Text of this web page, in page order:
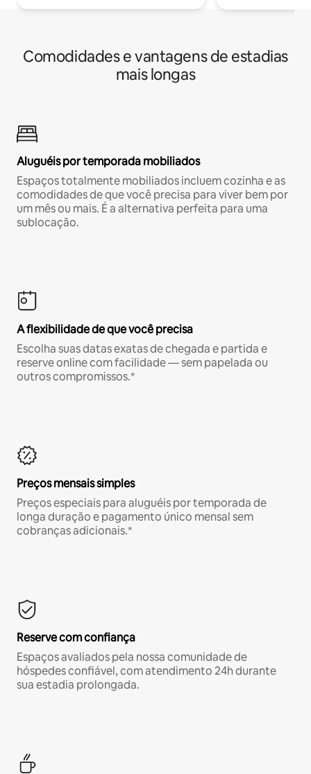
Comodidades e vantagens de estadias
mais longas
Aluguéis por temporada mobiliados
Espaços totalmente mobiliados incluem cozinha e as
comodidades de que você precisa para viver bem por
um mês ou mais. É a alternativa perfeita para uma
sublocação.
A flexibilidade de que você precisa
Escolha suas datas exatas de chegada e partida e
reserve online com facilidade — sem papelada ou
outros compromissos.*
Preços mensais simples
Preços especiais para aluguéis por temporada de
longa duração e pagamento único mensal sem
cobranças adicionais.*
Reserve com confiança
Espaços avaliados pela nossa comunidade de
hóspedes confiável, com atendimento 24h durante
sua estadia prolongada.